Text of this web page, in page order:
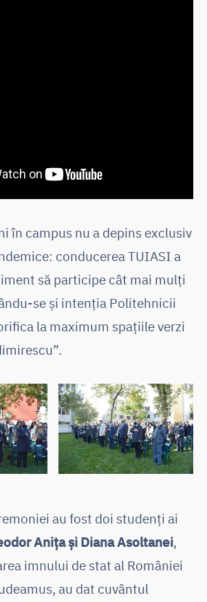
în campus nu a depins exclusiv
conducerea TUIASI a
să participe cât mai mulți
se și intenția Politehnicii
la maximum spațiile verzi
au fost doi studenți ai
Anița și Diana Asoltanei,
imnului de stat al României
au dat cuvântul